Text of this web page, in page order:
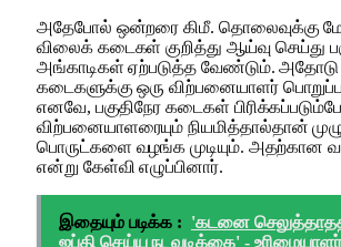
அதேபோல் ஒன்றரை கிமீ. தொலைவுக்கு
விலைக் கடைகள் குறித்து ஆய்வு செய்து
அங்காடிகள் ஏற்படுத்த வேண்டும். அதோடு
கடைகளுக்கு ஒரு விற்பனையாளர்
எனவே, பகுதிநேர கடைகள்
விற்பனையாளரையும் நியமித்தால்தான்
பொருட்களை வழங்க முடியும். அதற்கான
என்று கேள்வி எழுப்பினார்.
இதையும் படிக்க : 'கடனை
ஜப்தி செய்ய நடவடிக்கை' -